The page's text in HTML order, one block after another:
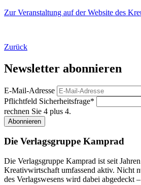
Zur Veranstaltung auf der Website des
Zurück
Newsletter abonnieren
E-Mail-Adresse
Pflichtfeld Sicherheitsfrage*
rechnen Sie 4 plus 4.
Abonnieren
Die Verlagsgruppe Kamprad
Die Verlagsgruppe Kamprad ist seit
Kreativwirtschaft umfassend aktiv. Nicht
des Verlagswesens wird dabei abgedeckt